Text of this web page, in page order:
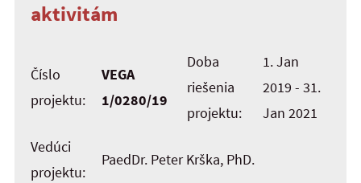
aktivitám
Číslo
projektu:
VEGA
1/0280/19
Doba
riešenia
projektu:
1. Jan
2019 - 31.
Jan 2021
Vedúci
projektu:
PaedDr. Peter Krška, PhD.